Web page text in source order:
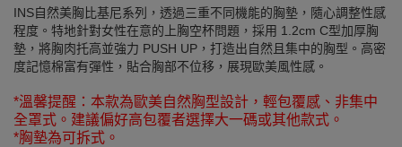
INS自然美胸比基尼系列，透過三重不同機能的胸墊，隨心調整性感
程度。特地針對女性在意的上胸空杯問題，採用 1.2cm C型加厚胸
墊，將胸肉托高並強力 PUSH UP，打造出自然且集中的胸型。高密
度記憶棉富有彈性，貼合胸部不位移，展現歐美風性感。
*溫馨提醒：本款為歐美自然胸型設計，輕包覆感、非集中
全罩式。建議偏好高包覆者選擇大一碼或其他款式。
*胸墊為可拆式。